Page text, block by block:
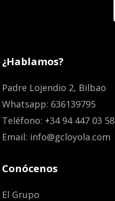
¿Hablamos?
Padre Lojendio 2, Bilbao
Whatsapp: 636139795
Teléfono: +34 94 447 03 58
Email: info@gcloyola.com
Conócenos
El Grupo